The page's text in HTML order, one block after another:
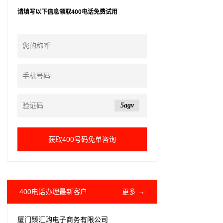
请填写以下信息领取400电话免费试用
5agv
400电话办理最新客户 更多 →
厦门臻汇购电子商务有限公司